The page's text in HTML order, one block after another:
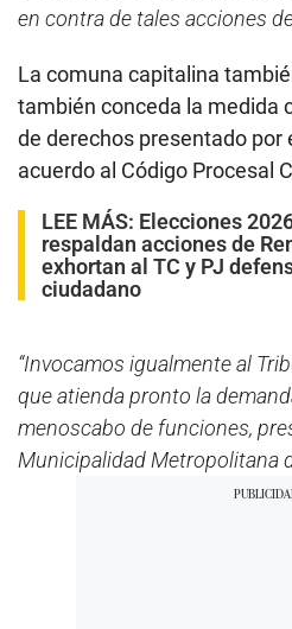
en contra de tales acciones
La comuna capitalina
también conceda la medida
de derechos presentado por
acuerdo al Código Procesal
LEE MÁS: Elecciones
respaldan acciones de
exhortan al TC y PJ
ciudadano
“Invocamos igualmente al
que atienda pronto la
menoscabo de funciones,
Municipalidad Metropolitana